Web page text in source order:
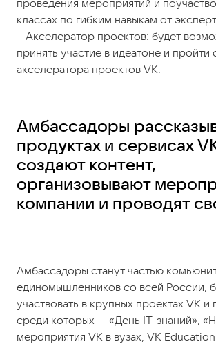
Амбассадоры
продуктах и сервисах
создают контент,
организовывают
компании и проводят
проведения мероприятий и
классах по гибким навыкам от
– Акселератор проектов: будет
принять участие в идеатоне и пройти
акселератора проектов VK.
Амбассадоры станут частью
единомышленников со всей России,
участвовать в крупных проектах VK и
среди которых — «День IT-знаний»,
мероприятия VK в вузах, VK